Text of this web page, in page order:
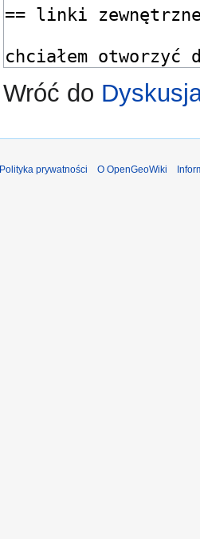
Wróć do
Polityka prywatności O OpenGeoWiki